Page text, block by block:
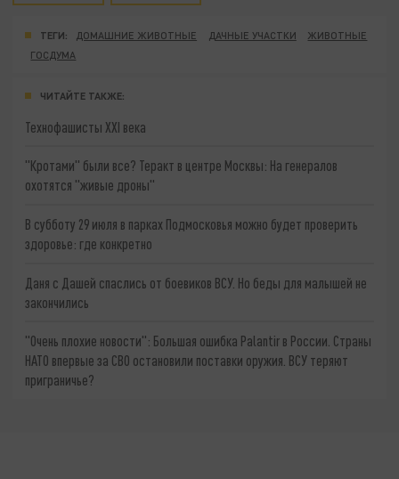
ТЕГИ: ДОМАШНИЕ ЖИВОТНЫЕ ДАЧНЫЕ УЧАСТКИ
ЖИВОТНЫЕ
ГОСДУМА
ЧИТАЙТЕ ТАКЖЕ:
Технофашисты XXI века
"Кротами" были все? Теракт в центре Москвы: На генералов
охотятся "живые дроны"
В субботу 29 июля в парках Подмосковья можно будет проверить
здоровье: где конкретно
Даня с Дашей спаслись от боевиков ВСУ. Но беды для малышей не
закончились
"Очень плохие новости": Большая ошибка Palantir в России. Страны
НАТО впервые за СВО остановили поставки оружия. ВСУ теряют
приграничье?